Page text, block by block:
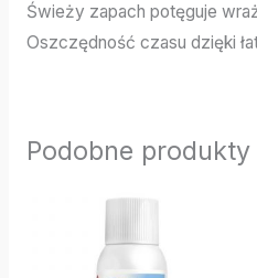
Świeży zapach potęguje
Oszczędność czasu dzięki
Podobne produkty